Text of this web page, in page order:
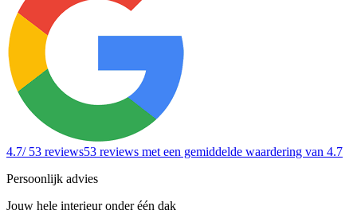
4.7/ 53 reviews53 reviews met een gemiddelde waardering van 4.7
Persoonlijk advies
Jouw hele interieur onder één dak